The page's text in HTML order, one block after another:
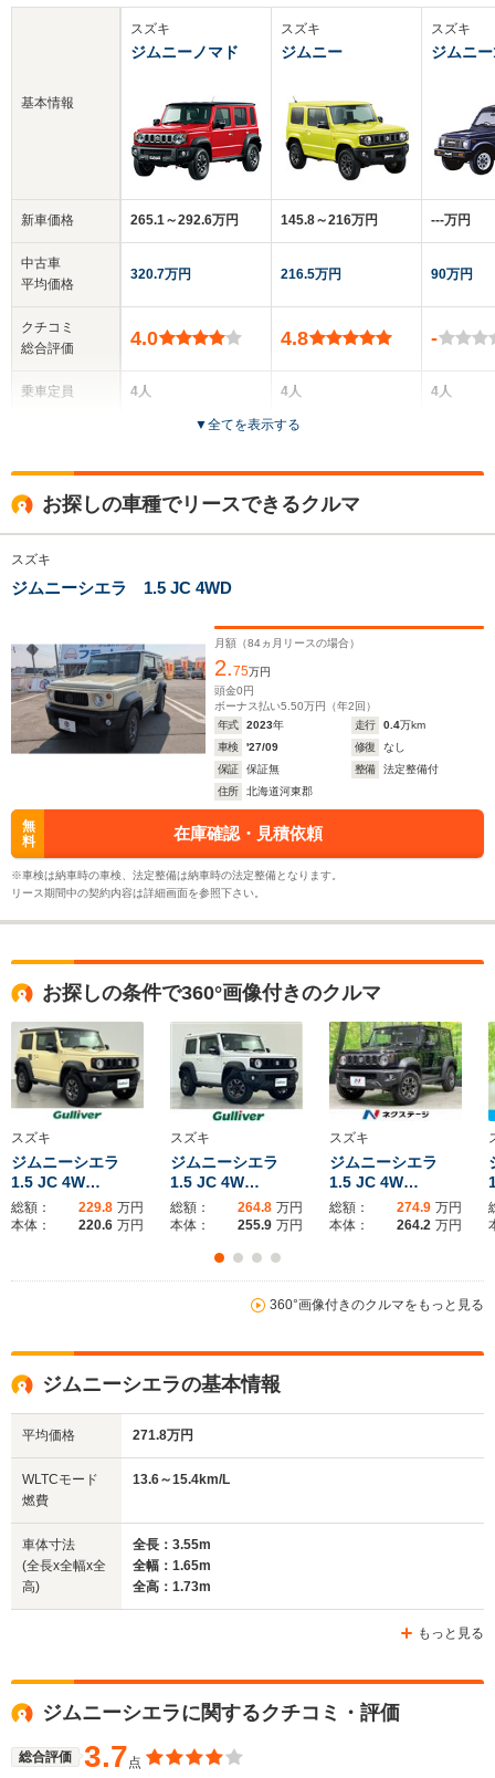
基本情報
新車価格
中古車
平均価格
クチコミ
総合評価
乗車定員
WLTCモード
排気量
駆動方式
スズキ
ジムニーノマド
265.1～292.6万円
320.7万円
4.0
4人
1.73m
全幅
ホイールベース
-m
13.6～14.9km/L
└市街地:11.5～
13.5km/L
└郊外:14.1～
15.5km/L
└高速道路:14.3～
15.4km/L
1460cc
4WD
スズキ
ジムニー
145.8～216万円
216.5万円
4.8
4人
3ドア
1.73m
ホイールベース
-m
13.2～16.6km/L
└市街地:11.0～
15.6km/L
└郊外:13.9～
17.6km/L
16.7km/L
658cc
4WD
スズキ
ジムニ
‐‐‐万円
90万円
-
4人
-
1324cc
▼全てを表示する
お探しの車種でリースできるクルマ
スズキ
ジムニーシエラ 1.5 JC 4WD
月額（84ヵ月リースの場合）
2.75万円
頭金0円
ボーナス払い5.50万円（年2 回）
年式
2023年 走行 0.4万km
車検
'27/09 修復
なし
保証
保証無 整備
法定整備付
住所
北海道河東郡
無
料
在庫確認・見積依頼
※車検は納車時の車検、法定整備は納車時の法定整備となります。
リース期間中の契約内容は詳細画面を参照下さい。
お探しの条件で360°画像付きのクルマ
スズキ
ジムニーシエラ
1.5 JC 4W…
総額： 229.8 万円
本体：
220.6 万円
スズキ
ジムニーシエラ
1.5 JC 4W…
総額： 264.8 万円
本体：
255.9 万円
スズキ
ジムニーシエラ
1.5 JC 4W…
総額： 274.9 万円
本体：
264.2 万円
360°画像付きのクルマをもっと見る
ジムニーシエラの基本情報
平均価格 271.8万円
WLTCモード
燃費
13.6～15.4km/L
車体寸法
(全長x全幅x全
高)
全長：3.55m
全幅：1.65m
全高：1.73m
もっと見る
ジムニーシエラに関するクチコミ・評価
総合評価 3.7点